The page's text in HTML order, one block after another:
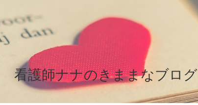
看護師ナナのきままなブログ